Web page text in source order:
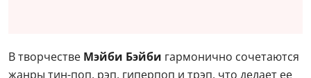
В творчестве Мэйби Бэйби гармонично сочетаются
жанры тин-поп, рэп, гиперпоп и трэп, что делает ее